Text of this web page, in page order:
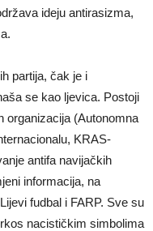
ideju antirasizma,
partija, čak je i
se kao ljevica. Postoji
organizacija (Autonomna
KRAS-
antifa navijačkih
informacija, na
fudbal i FARP. Sve su
nacističkim simbolima